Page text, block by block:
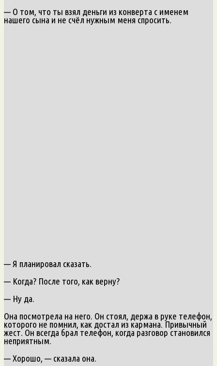
— О том, что ты взял деньги из конверта с именем
нашего сына и не счёл нужным меня спросить.
— Я планировал сказать.
— Когда? После того, как верну?
— Ну да.
Она посмотрела на него. Он стоял, держа в руке телефон,
которого не помнил, как достал из кармана. Привычный
жест. Он всегда брал телефон, когда разговор становился
неприятным.
— Хорошо, — сказала она.